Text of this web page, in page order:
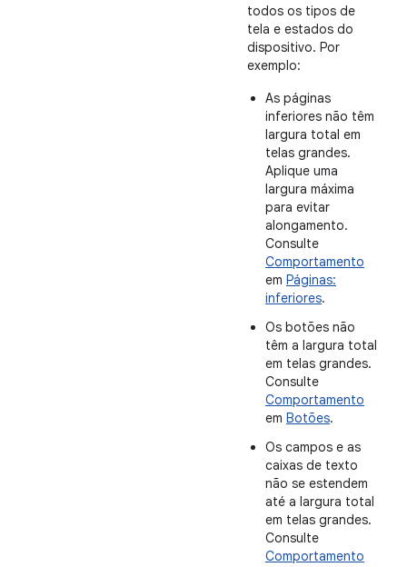
todos os tipos de
tela e estados do
dispositivo. Por
exemplo:
As páginas
inferiores não têm
largura total em
telas grandes.
Aplique uma
largura máxima
para evitar
alongamento.
Consulte
Comportamento
em Páginas:
inferiores.
Os botões não
têm a largura total
em telas grandes.
Consulte
Comportamento
em Botões.
Os campos e as
caixas de texto
não se estendem
até a largura total
em telas grandes.
Consulte
Comportamento